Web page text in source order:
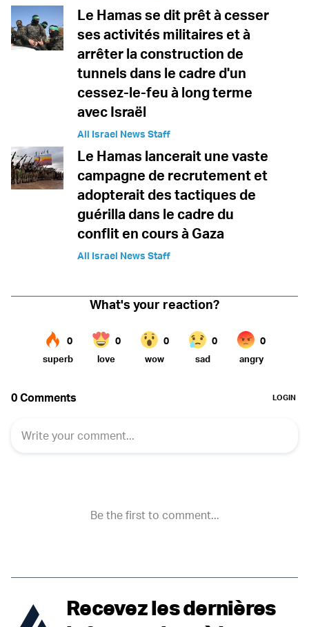
Le Hamas se dit prêt à cesser
ses activités militaires et à
arrêter la construction de
tunnels dans le cadre d'un
cessez-le-feu à long terme
avec Israël
All Israel News Staff
Le Hamas lancerait une vaste
campagne de recrutement et
adopterait des tactiques de
guérilla dans le cadre du
conflit en cours à Gaza
All Israel News Staff
Recevez les dernières